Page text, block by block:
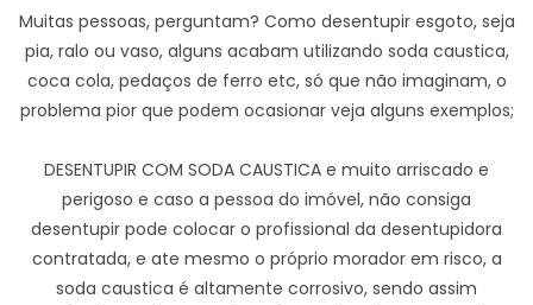
Muitas pessoas, perguntam? Como desentupir esgoto, seja
pia, ralo ou vaso, alguns acabam utilizando soda caustica,
coca cola, pedaços de ferro etc, só que não imaginam, o
problema pior que podem ocasionar veja alguns exemplos;
DESENTUPIR COM SODA CAUSTICA e muito arriscado e
perigoso e caso a pessoa do imóvel, não consiga
desentupir pode colocar o profissional da desentupidora
contratada, e ate mesmo o próprio morador em risco, a
soda caustica é altamente corrosivo, sendo assim